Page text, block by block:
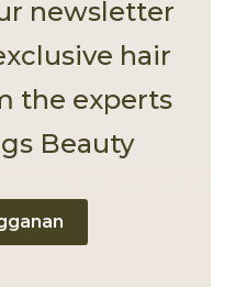
newsletter
hair
the experts
Beauty